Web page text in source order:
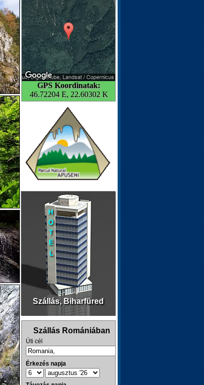
GPS Koordinatak:
46.72204 E, 22.60302 K
Szállás, Biharfüred